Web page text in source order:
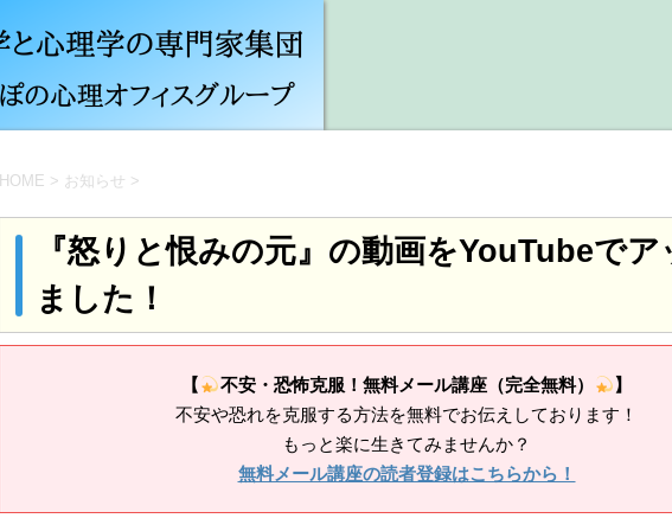
HOME > お知らせ >
『怒りと恨みの元』の動画をYouTubeでア
ました！
【 不安・恐怖克服！無料メール講座（完全無料）
】
不安や恐れを克服する方法を無料でお伝えしております！
もっと楽に生きてみませんか？
無料メール講座の読者登録はこちらから！